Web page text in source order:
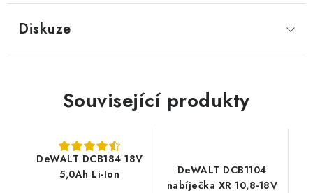
Diskuze
Související produkty
DeWALT DCB184 18V
5,0Ah Li-Ion
DeWALT DCB1104
nabíječka XR 10,8-18V